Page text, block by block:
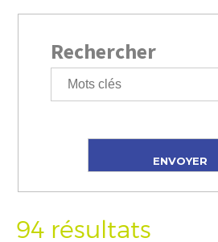
Rechercher
94 résultats